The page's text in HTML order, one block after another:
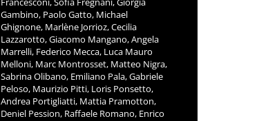
Gambino, Paolo Gatto, Michael
Ghignone, Marlène Jorrioz, Cecilia
Lazzarotto, Giacomo Mangano, Angela
Marrelli, Federico Mecca, Luca Mauro
Melloni, Marc Montrosset, Matteo Nigra,
Sabrina Olibano, Emiliano Pala, Gabriele
Peloso, Maurizio Pitti, Loris Ponsetto,
Andrea Portigliatti, Mattia Pramotton,
Deniel Pession, Raffaele Romano, Enrico